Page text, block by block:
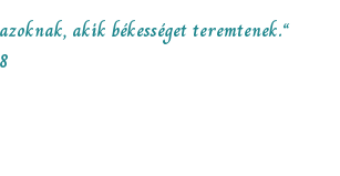
akik békességet teremtenek.“